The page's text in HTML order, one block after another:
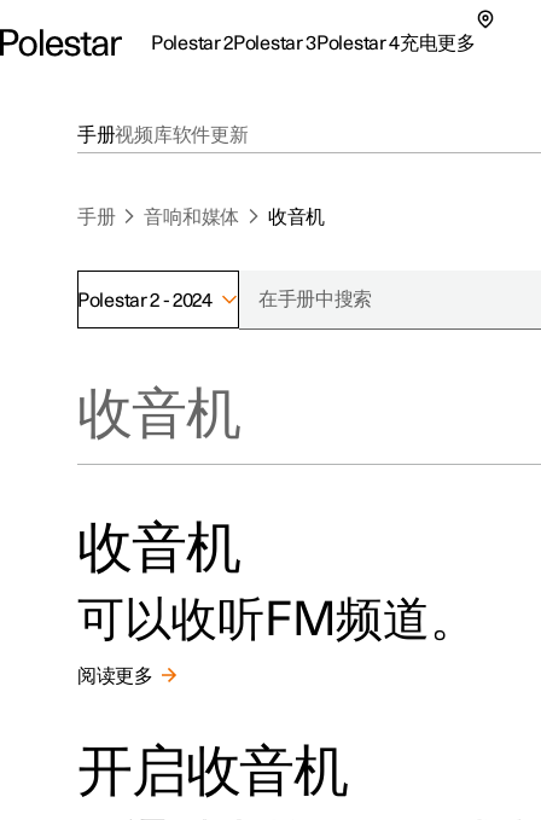
Polestar 2Polestar 3Polestar 4充电更多
探索Polestar 2
联系我们
探索Polestar 3
探索Polestar 4
探索充电
公共充电
车主服务
手册视频库软件更新
手册 音响和媒体 收音机
Polestar 2 - 2024
收音机
收音机
可以收听FM频道。
阅读更多
开启收音机